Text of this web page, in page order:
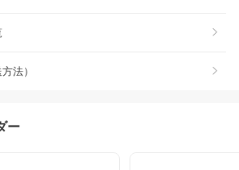
法）
ー